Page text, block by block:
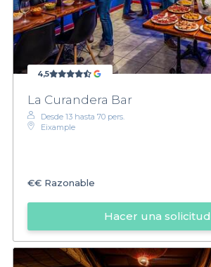
4,5
La Curandera Bar
Desde 13 hasta 70 pers.
Eixample
€€ Razonable
Hacer una solicitud